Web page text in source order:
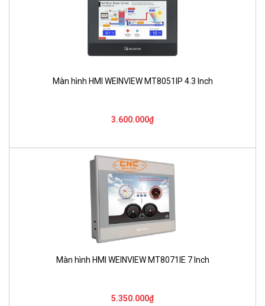
Màn hình HMI WEINVIEW MT8051IP 4.3 Inch
3.600.000₫
Màn hình HMI WEINVIEW MT8071IE 7 Inch
5.350.000₫